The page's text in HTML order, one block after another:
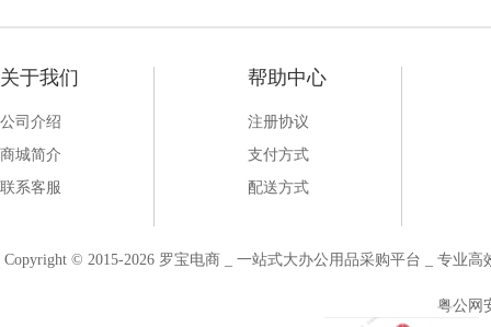
关于我们
公司介绍
商城简介
联系客服
帮助中心
注册协议
支付方式
配送方式
Copyright © 2015-2026 罗宝电商 _ 一站式大办公用品采购平台 _ 专业
粤公网